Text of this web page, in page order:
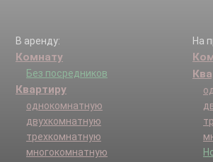
В аренду:
Комнату
Без посредников
Квартиру
однокомнатную
двухкомнатную
трехкомнатную
многокомнатную
На